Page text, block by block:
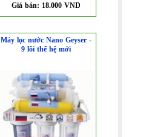
Giá bán: 18.000 VND
Máy lọc nước Nano Geyser -
9 lõi thế hệ mới